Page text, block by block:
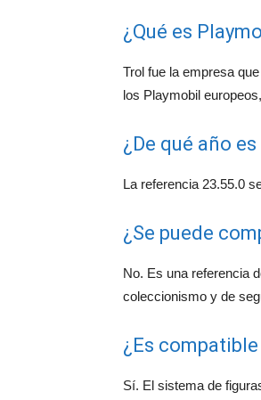
¿Qué es
Trol fue la empresa
los Playmobil
¿De qué año
La referencia 23.55.0
¿Se puede
No. Es una referencia
coleccionismo y de
¿Es
Sí. El sistema de